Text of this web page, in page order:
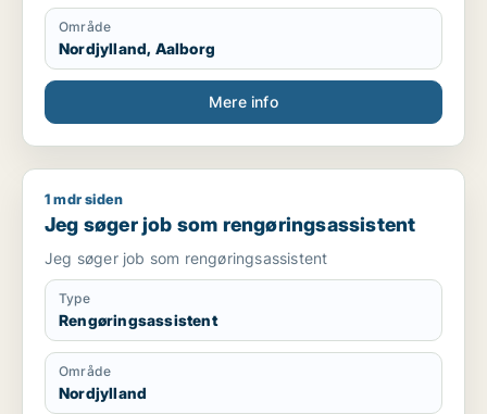
Område
Nordjylland, Aalborg
Mere info
Jeg søger job som rengøringsassistent
1 mdr siden
Jeg søger job som rengøringsassistent
Jeg søger job som rengøringsassistent
Type
Rengøringsassistent
Område
Nordjylland